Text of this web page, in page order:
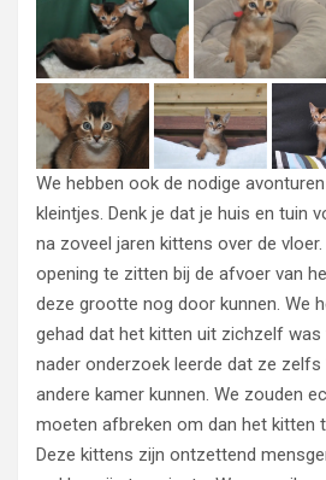
We hebben ook de nodige
kleintjes. Denk je dat je huis en tuin
na zoveel jaren kittens over de
opening te zitten bij de afvoer van
deze grootte nog door kunnen. We
gehad dat het kitten uit zichzelf
nader onderzoek leerde dat ze zelfs
andere kamer kunnen. We zouden
moeten afbreken om dan het kitten
Deze kittens zijn ontzettend